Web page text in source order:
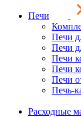
Печи
Печи
Печи
Печи
Печи
Печи
Печь-
Расходные